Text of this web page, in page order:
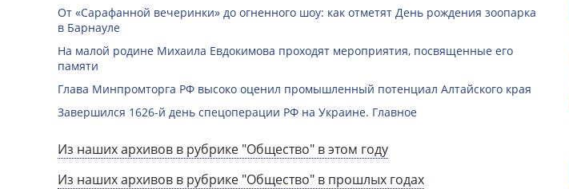
От «Сарафанной вечеринки» до огненного шоу: как отметят День рождения зоопарка
в Барнауле
На малой родине Михаила Евдокимова проходят мероприятия, посвященные его
памяти
Глава Минпромторга РФ высоко оценил промышленный потенциал Алтайского края
Завершился 1626-й день спецоперации РФ на Украине. Главное
Из наших архивов в рубрике "Общество" в этом году
Из наших архивов в рубрике "Общество" в прошлых годах